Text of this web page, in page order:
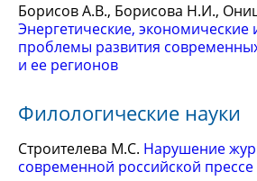
Борисов А.В., Борисова Н.И.,
Энергетические, экономические
проблемы развития
и ее регионов
Филологические науки
Строителева М.С. Нарушение
современной российской прессе